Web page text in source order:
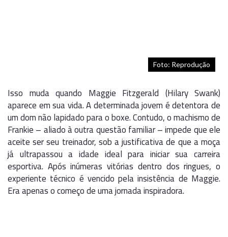
Foto: Reprodução
Isso muda quando Maggie Fitzgerald (Hilary Swank)
aparece em sua vida. A determinada jovem é detentora de
um dom não lapidado para o boxe. Contudo, o machismo de
Frankie – aliado à outra questão familiar – impede que ele
aceite ser seu treinador, sob a justificativa de que a moça
já ultrapassou a idade ideal para iniciar sua carreira
esportiva. Após inúmeras vitórias dentro dos ringues, o
experiente técnico é vencido pela insistência de Maggie.
Era apenas o começo de uma jornada inspiradora.